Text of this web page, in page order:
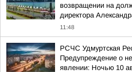
возвращении на
директора
11:48
РСЧС Удмуртская
Предупреждение о
явлении: Ночью 10